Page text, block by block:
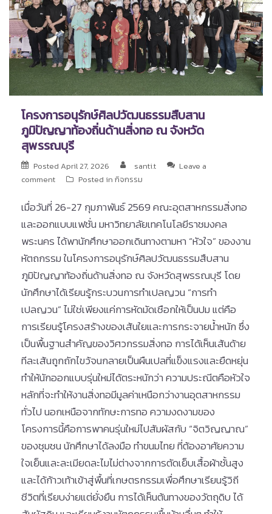
โครงการอนุรักษ์ศิลปวัฒนธรรมสืบสาน
ภูมิปัญญาท้องถิ่นด้านสิ่งทอ ณ จังหวัด
สุพรรณบุรี
Posted April 27, 2026 santi.t
Leave a
comment
Posted in กิจกรรม
เมื่อวันที่ 26-27 กุมภาพันธ์ 2569 คณะอุตสาหกรรมสิ่งทอ
และออกแบบแฟชั่น มหาวิทยาลัยเทคโนโลยีราชมงคล
พระนคร ได้พานักศึกษาออกเดินทางตามหา “หัวใจ” ของงาน
หัตถกรรม ในโครงการอนุรักษ์ศิลปวัฒนธรรมสืบสาน
ภูมิปัญญาท้องถิ่นด้านสิ่งทอ ณ จังหวัดสุพรรณบุรี โดย
นักศึกษาได้เรียนรู้กระบวนการทำเปลญวน “การทำ
เปลญวน” ไม่ใช่เพียงแค่การหัดมัดเชือกให้เป็นปม แต่คือ
การเรียนรู้โครงสร้างของเส้นใยและการกระจายน้ำหนัก ซึ่ง
เป็นพื้นฐานสำคัญของวิศวกรรมสิ่งทอ การได้เห็นเส้นด้าย
ทีละเส้นถูกถักไขว้จนกลายเป็นผืนเปลที่แข็งแรงและยืดหยุ่น
ทำให้นักออกแบบรุ่นใหม่ได้ตระหนักว่า ความประณีตคือหัวใจ
หลักที่จะทำให้งานสิ่งทอมีมูลค่าเหนือกว่างานอุตสาหกรรม
ทั่วไป นอกเหนือจากทักษะการทอ ความงดงามของ
โครงการนี้คือการพาคนรุ่นใหม่ไปสัมผัสกับ “จิตวิญญาณ”
ของชุมชน นักศึกษาได้ลงมือ ทำขนมไทย ที่ต้องอาศัยความ
ใจเย็นและละเมียดละไมไม่ต่างจากการตัดเย็บเสื้อผ้าชั้นสูง
และได้ก้าวเท้าเข้าสู่พื้นที่เกษตรกรรมเพื่อศึกษาเรียนรู้วิถี
ชีวิตที่เรียบง่ายแต่ยั่งยืน การได้เห็นต้นทางของวัตถุดิบ ได้